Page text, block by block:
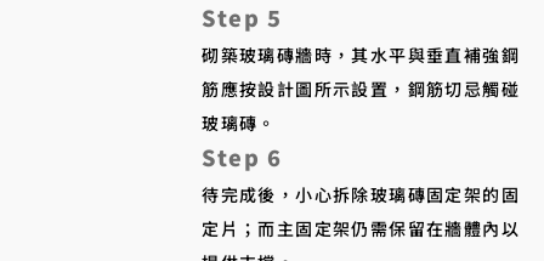
Step 5
砌築玻璃磚牆時，其水平與垂直補強鋼
筋應按設計圖所示設置，鋼筋切忌觸碰
玻璃磚。
Step 6
待完成後，小心拆除玻璃磚固定架的固
定片；而主固定架仍需保留在牆體內以